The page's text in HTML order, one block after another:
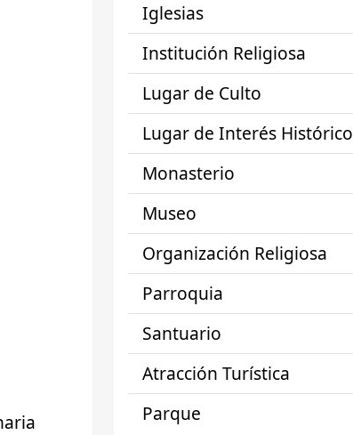
Iglesias
Institución Religiosa
Lugar de Culto
Lugar de Interés Histórico
Monasterio
Museo
Organización Religiosa
Parroquia
Santuario
Atracción Turística
Parque